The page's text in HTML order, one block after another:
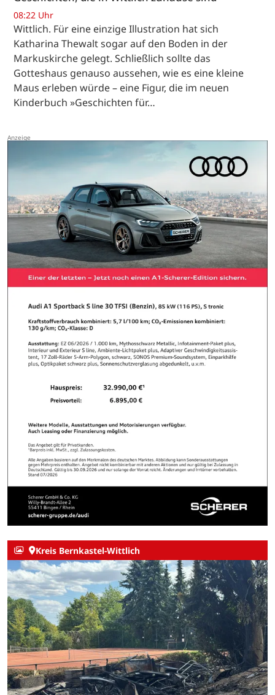
08:22 Uhr
Wittlich. Für eine einzige Illustration hat sich
Katharina Thewalt sogar auf den Boden in der
Markuskirche gelegt. Schließlich sollte das
Gotteshaus genauso aussehen, wie es eine kleine
Maus erleben würde – eine Figur, die im neuen
Kinderbuch »Geschichten für…
Kreis Bernkastel-Wittlich